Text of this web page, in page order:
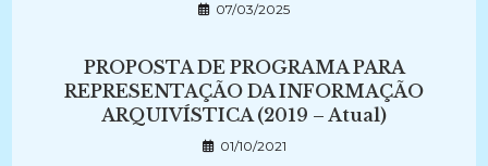
07/03/2025
PROPOSTA DE PROGRAMA PARA
REPRESENTAÇÃO DA INFORMAÇÃO
ARQUIVÍSTICA (2019 – Atual)
01/10/2021